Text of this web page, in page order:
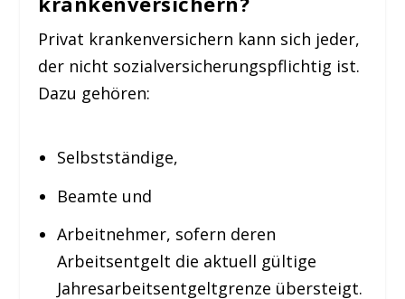
Privat krankenversichern kann sich jeder,
der nicht sozialversicherungspflichtig ist.
Dazu gehören:
Selbstständige,
Beamte und
Arbeitnehmer, sofern deren
Arbeitsentgelt die aktuell gültige
Jahresarbeitsentgeltgrenze übersteigt.